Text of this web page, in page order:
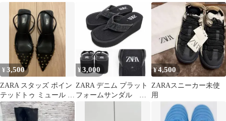
インテッドトゥ)
¥3,500
ZARA スタッズ ポイン
テッドトゥ ミュール ブ
ラック
¥3,000
ZARA デニム プラット
フォームサンダル サ
¥4,500
ZARAスニーカー未使
用